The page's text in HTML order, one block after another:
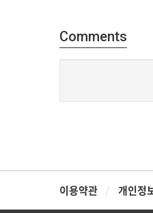
Comments
이용약관 개인정